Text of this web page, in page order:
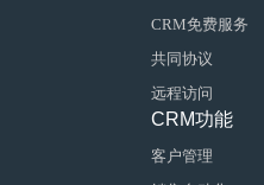
CRM免费服务
共同协议
远程访问
CRM功能
客户管理